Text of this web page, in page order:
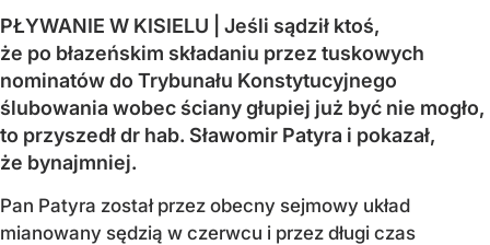
PŁYWANIE W KISIELU | Jeśli sądził ktoś,
że po błazeńskim składaniu przez tuskowych
nominatów do Trybunału Konstytucyjnego
ślubowania wobec ściany głupiej już być nie mogło,
to przyszedł dr hab. Sławomir Patyra i pokazał,
że bynajmniej.
Pan Patyra został przez obecny sejmowy układ
mianowany sędzią w czerwcu i przez długi czas